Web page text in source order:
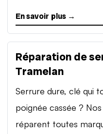
En savoir plus →
Réparation de
Tramelan
Serrure dure, clé qui
poignée cassée ?
réparent toutes